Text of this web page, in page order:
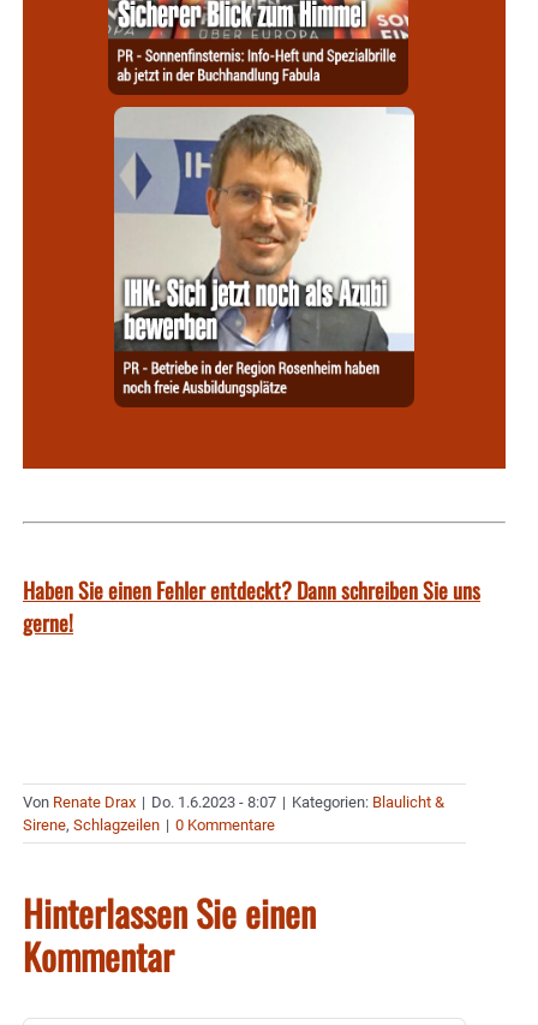
Haben Sie einen Fehler entdeckt? Dann schreiben Sie uns
gerne!
Von Renate Drax | Do. 1.6.2023 - 8:07 | Kategorien: Blaulicht &
Sirene, Schlagzeilen | 0 Kommentare
Hinterlassen Sie einen
Kommentar